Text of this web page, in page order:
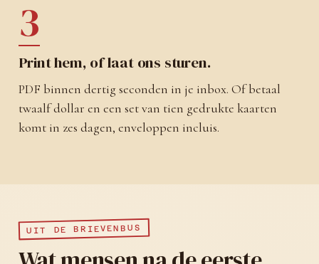
3
Print hem, of laat ons sturen.
PDF binnen dertig seconden in je inbox. Of betaal
twaalf dollar en een set van tien gedrukte kaarten
komt in zes dagen, enveloppen incluis.
UIT DE BRIEVENBUS